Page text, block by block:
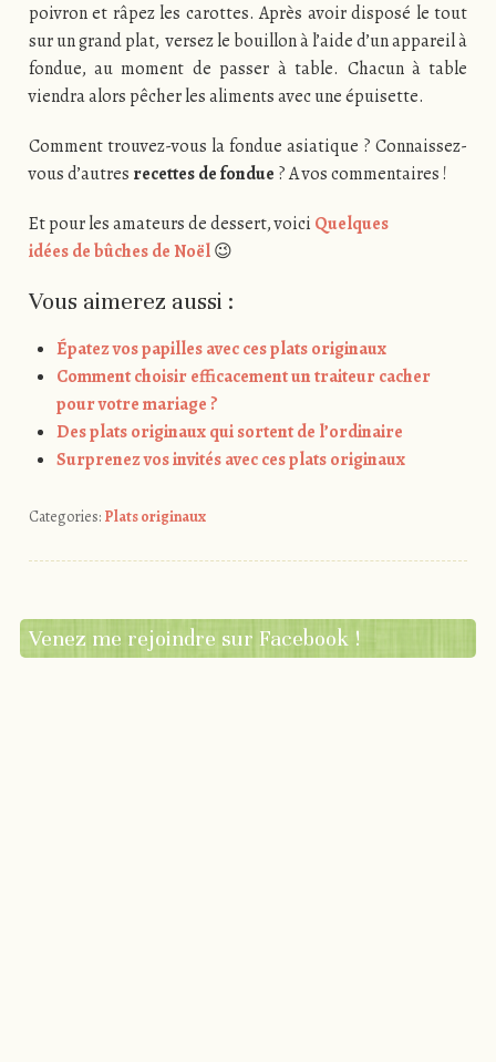
poivron et râpez les carottes. Après avoir disposé le tout
sur un grand plat, versez le bouillon à l’aide d’un appareil à
fondue, au moment de passer à table. Chacun à table
viendra alors pêcher les aliments avec une épuisette.
Comment trouvez-vous la fondue asiatique ? Connaissez-
vous d’autres recettes de fondue ? A vos commentaires !
Et pour les amateurs de dessert, voici Quelques
idées de bûches de Noël😉
Vous aimerez aussi :
Épatez vos papilles avec ces plats originaux
Comment choisir efficacement un traiteur cacher
pour votre mariage ?
Des plats originaux qui sortent de l’ordinaire
Surprenez vos invités avec ces plats originaux
Categories: Plats originaux
Venez me rejoindre sur Facebook !